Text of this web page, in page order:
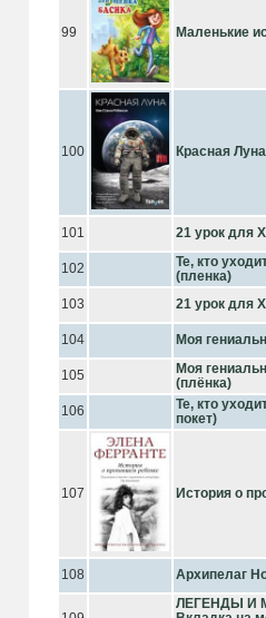
99 Маленькие
100 Красная Луна
101 21 урок для
102
Те, кто
(пленка)
103
21 урок для
104 Моя
105
Моя
(плёнка)
106
Те, кто
покет)
107 История о
108 Архипелаг
ЛЕГЕНДЫ И